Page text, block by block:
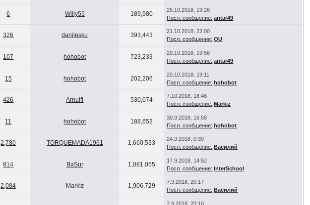
6 Willy55 189,980
25.10.2018, 19:26
Посл. сообщение: antar49
326 danilesku 393,443
21.10.2018, 22:00
Посл. сообщение: OU
107 hohobot 723,233
20.10.2018, 19:56
Посл. сообщение: antar49
15 hohobot 202,206
20.10.2018, 19:11
Посл. сообщение: hohobot
426 Arnulfi 530,074
7.10.2018, 18:46
Посл. сообщение: Markiz
11 hohobot 188,653
30.9.2018, 16:58
Посл. сообщение: hohobot
2,780 TORQUEMADA1961 1,660,533
24.9.2018, 0:39
Посл. сообщение: Василий
814 BaSur 1,081,055
17.9.2018, 14:52
Посл. сообщение: InterSchool
2,084 -Markiz- 1,906,729
7.9.2018, 20:17
Посл. сообщение: Василий
7.9.2018, 20:10